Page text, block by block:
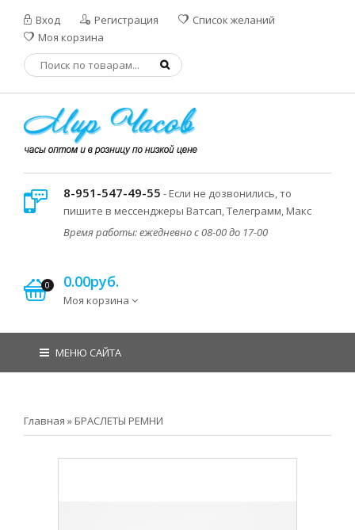
Вход Регистрация
Список желаний
Моя корзина
8-951-547-49-55 - Если не дозвонились, то
пишите в мессенджеры Ватсап, Телеграмм, Макс
Время работы: ежедневно с 08-00 до 17-00
0 0.00руб.
Моя корзина
МЕНЮ САЙТА
Главная » БРАСЛЕТЫ РЕМНИ